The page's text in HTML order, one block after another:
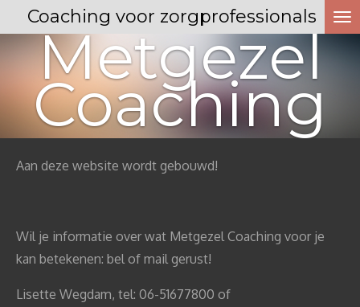
hoofdinhoud
Coaching voor zorgprofessionals
Metgezel
Coaching
Aan deze website wordt gebouwd!
Wil je informatie over wat Metgezel Coaching voor je
kan betekenen: bel of mail gerust!
Lisette Wegdam, tel: 06-51677800 of